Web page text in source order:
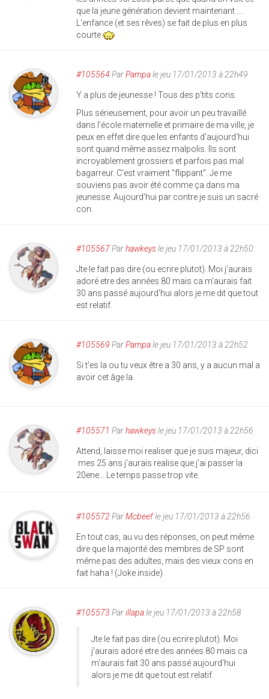
que la jeune génération devient maintenant ....
L'enfance (et ses rêves) se fait de plus en plus
courte
#105564 ParPampale jeu 17/01/2013 à 22h49
Y a plus de jeunesse ! Tous des p'tits cons.
Plus sérieusement, pour avoir un peu travaillé
dans l'école maternelle et primaire de ma ville, je
peux en effet dire que les enfants d'aujourd'hui
sont quand même assez malpolis. Ils sont
incroyablement grossiers et parfois pas mal
bagarreur. C'est vraiment "flippant". Je me
souviens pas avoir été comme ça dans ma
jeunesse. Aujourd'hui par contre je suis un sacré
con.
#105567Parhawkeysle jeu 17/01/2013 à 22h50
Jte le fait pas dire (ou ecrire plutot). Moi j'aurais
adoré etre des années 80 mais ca m'aurais fait
30 ans passé aujourd'hui alors je me dit que tout
est relatif.
#105569 ParPampale jeu 17/01/2013 à 22h52
Si t'es la ou tu veux être a 30 ans, y a aucun mal a
avoir cet âge la.
#105571 Parhawkeysle jeu 17/01/2013 à 22h56
Attend, laisse moi realiser que je suis majeur, dici
mes 25 ans j'aurais realise que j'ai passer la
20ene... Le temps passe trop vite.
#105572 ParMcbeefle jeu 17/01/2013 à 22h56
En tout cas, au vu des réponses, on peut même
dire que la majorité des membres de SP sont
même pas des adultes, mais des vieux cons en
fait haha ! (Joke inside)
#105573 Parillapale jeu 17/01/2013 à 22h58
Jte le fait pas dire (ou ecrire plutot). Moi
j'aurais adoré etre des années 80 mais ca
m'aurais fait 30 ans passé aujourd'hui
alors je me dit que tout est relatif.